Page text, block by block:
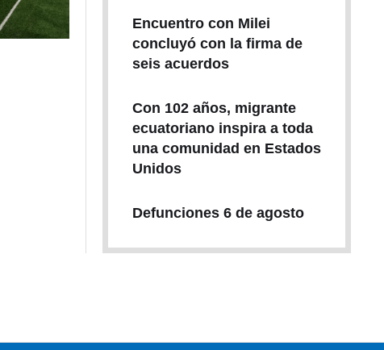
Encuentro con Milei
concluyó con la firma de
seis acuerdos
Con 102 años, migrante
ecuatoriano inspira a toda
una comunidad en Estados
Unidos
Defunciones 6 de agosto